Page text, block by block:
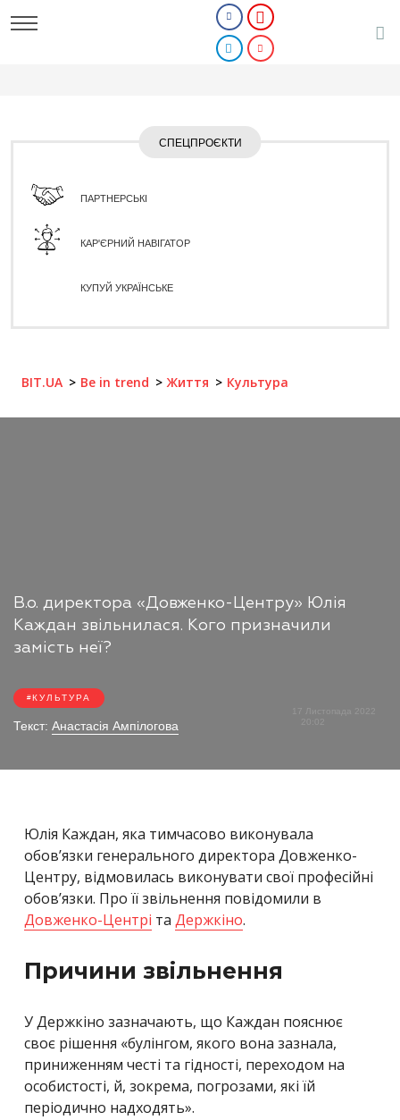
СПЕЦПРОЄКТИ
ПАРТНЕРСЬКІ
КАР'ЄРНИЙ НАВІГАТОР
КУПУЙ УКРАЇНСЬКЕ
BIT.UA Be in trend Життя Культура
В.о. директора «Довженко-Центру» Юлія
Каждан звільнилася. Кого призначили
замість неї?
КУЛЬТУРА
Текст: Анастасія Ампілогова
17 Листопада 2022
Юлія Каждан, яка тимчасово виконувала
обов’язки генерального директора Довженко-
Центру, відмовилась виконувати свої професійні
обов’язки. Про її звільнення повідомили в
Довженко-Центрі та Держкіно.
Причини звільнення
У Держкіно зазначають, що Каждан пояснює
своє рішення «булінгом, якого вона зазнала,
приниженням честі та гідності, переходом на
особистості, й, зокрема, погрозами, які їй
періодично надходять».